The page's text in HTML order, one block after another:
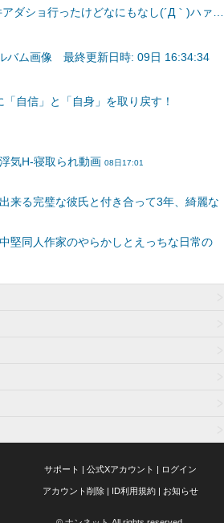
ダショ行ったけどなにもなし(´Д｀)ハァ…
バム画像 最終更新日時: 09日 16:34:34
サポート | 公式Xアカウント | ログイン
アカウント削除 | ID利用規約 | お知らせ